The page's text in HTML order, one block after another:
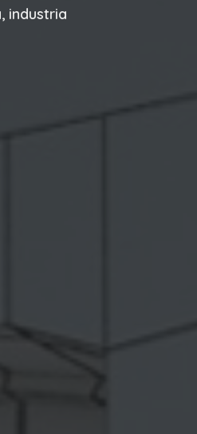
industria